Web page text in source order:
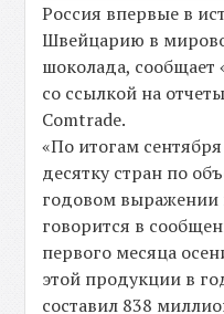
Россия впервые в
Швейцарию в
шоколада,
со ссылкой на
Comtrade.
«По итогам
десятку стран по
годовом
говорится в
первого месяца
этой продукции в
составил 838